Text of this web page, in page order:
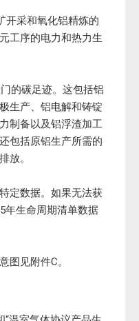
开采和氧化铝精炼的
工序的电力和热力生
的碳足迹。这包括铝
生产、铝电解和铸锭
制备以及铝浮渣加工
包括原铝生产所需的
放。
定数据。如果无法获
年生命周期清单数据
图见附件C。